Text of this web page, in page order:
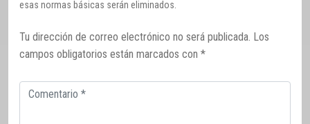
esas normas básicas serán eliminados.
Tu dirección de correo electrónico no será publicada. Los
campos obligatorios están marcados con *
Comentario